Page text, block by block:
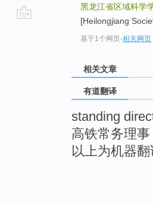
黑龙江省区域科学
[Heilongjiang
基于1个网页-相关网页
相关文章
有道翻译
standing
高铁常务理事
以上为机器